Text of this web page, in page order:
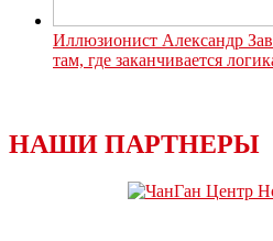
Иллюзионист Александр
там, где заканчивается
НАШИ ПАРТНЕРЫ